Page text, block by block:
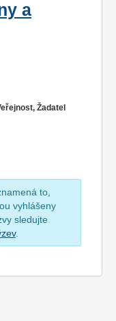
a
Žadatel
to,
vyhlášeny
sledujte
.